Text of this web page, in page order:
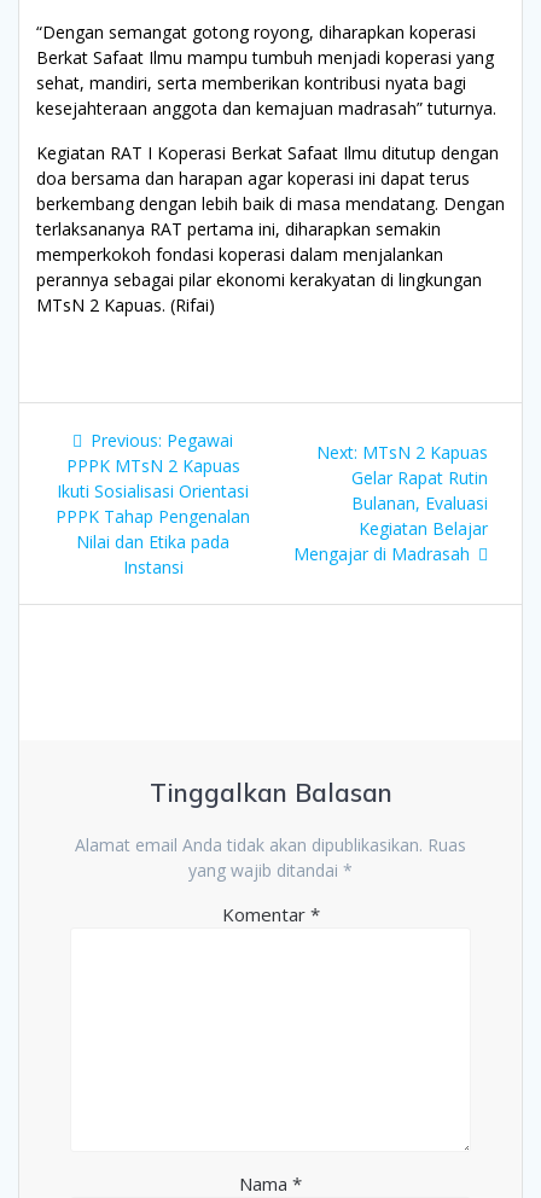
“Dengan semangat gotong royong, diharapkan koperasi
Berkat Safaat Ilmu mampu tumbuh menjadi koperasi yang
sehat, mandiri, serta memberikan kontribusi nyata bagi
kesejahteraan anggota dan kemajuan madrasah” tuturnya.
Kegiatan RAT I Koperasi Berkat Safaat Ilmu ditutup dengan
doa bersama dan harapan agar koperasi ini dapat terus
berkembang dengan lebih baik di masa mendatang. Dengan
terlaksananya RAT pertama ini, diharapkan semakin
memperkokoh fondasi koperasi dalam menjalankan
perannya sebagai pilar ekonomi kerakyatan di lingkungan
MTsN 2 Kapuas. (Rifai)
Navigasi
pos
Previous: Previous
post:
Pegawai
PPPK MTsN 2 Kapuas
Ikuti Sosialisasi Orientasi
PPPK Tahap Pengenalan
Nilai dan Etika pada
Instansi
Next: Next
post:
MTsN 2 Kapuas
Gelar Rapat Rutin
Bulanan, Evaluasi
Kegiatan Belajar
Mengajar di Madrasah
Tinggalkan Balasan
Alamat email Anda tidak akan dipublikasikan. Ruas
yang wajib ditandai *
Komentar *
Nama *